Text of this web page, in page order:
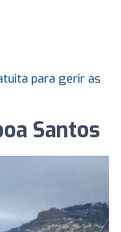
para gerir as
Santos